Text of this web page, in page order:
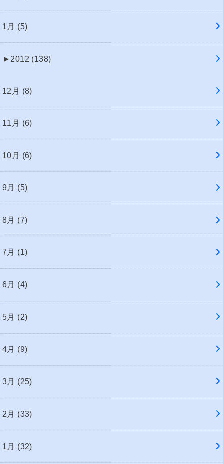
1月 (5)
► 2012 (138)
12月 (8)
11月 (6)
10月 (6)
9月 (5)
8月 (7)
7月 (1)
6月 (4)
5月 (2)
4月 (9)
3月 (25)
2月 (33)
1月 (32)